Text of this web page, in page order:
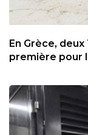
En Grèce,
première pour